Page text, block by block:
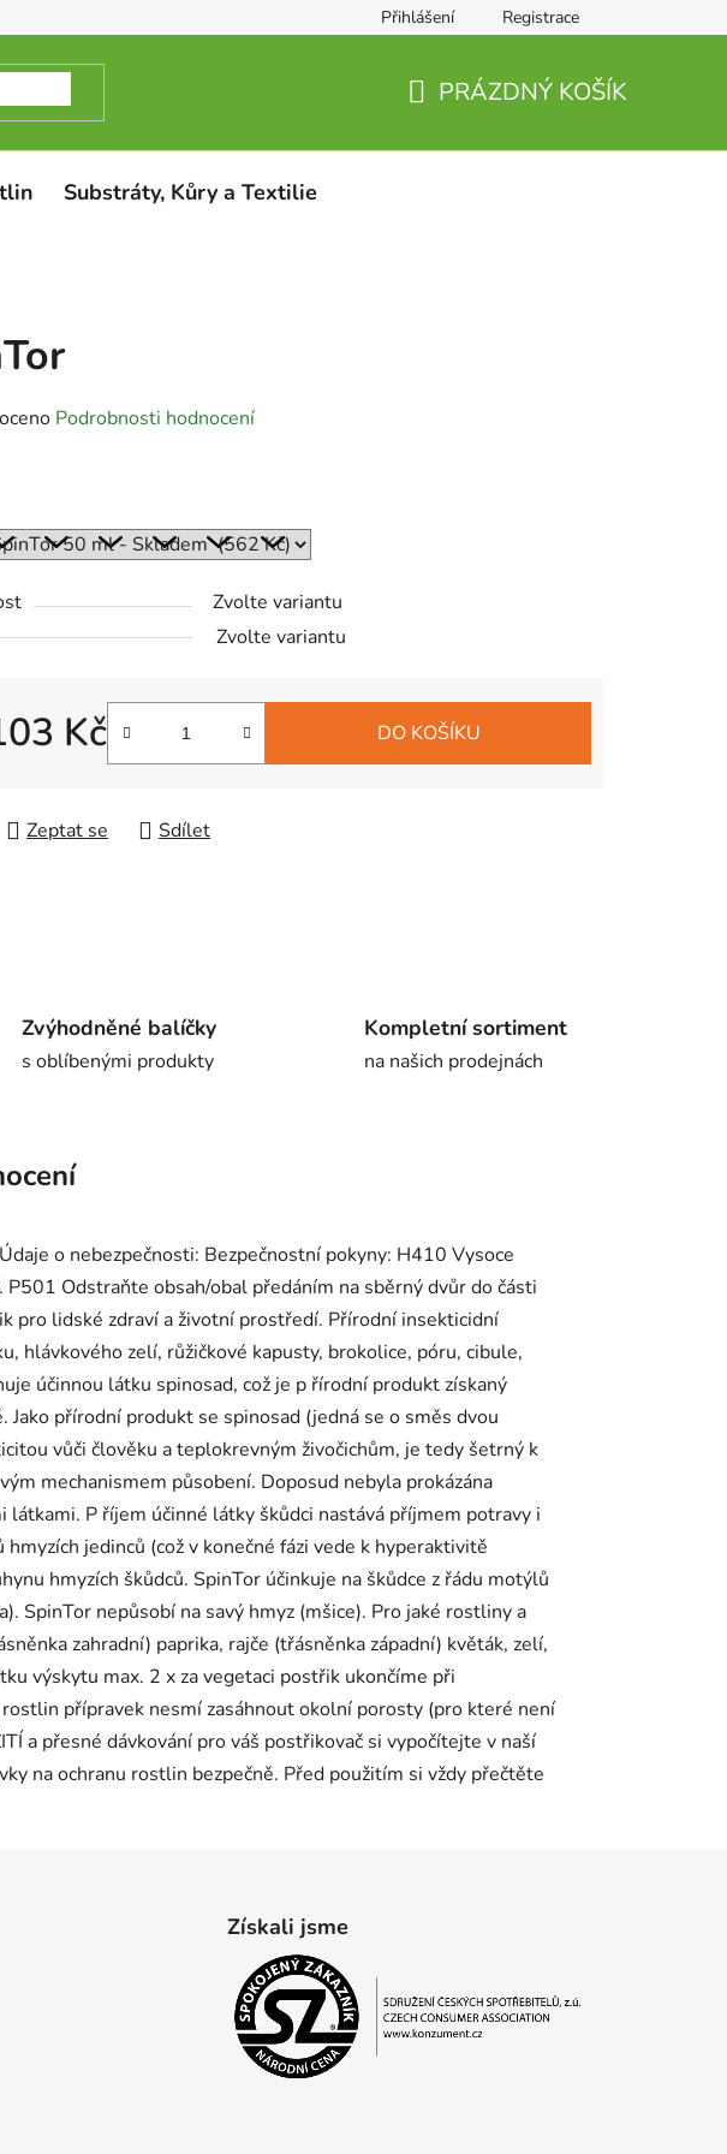
Přihlášení Registrace
PRÁZDNÝ KOŠÍK
Substráty, Kůry a Textilie
Podrobnosti hodnocení
Zvolte variantu
Zvolte variantu
Kč DO KOŠÍKU
Zeptat se Sdílet
Zvýhodněné balíčky
s oblíbenými produkty
Kompletní sortiment
na našich prodejnách
o nebezpečnosti: Bezpečnostní pokyny: H410 Vysoce
Odstraňte obsah/obal předáním na sběrný dvůr do části
pro lidské zdraví a životní prostředí. Přírodní insekticidní
hlávkového zelí, růžičkové kapusty, brokolice, póru, cibule,
účinnou látku spinosad, což je p řírodní produkt získaný
přírodní produkt se spinosad (jedná se o směs dvou
vůči člověku a teplokrevným živočichům, je tedy šetrný k
mechanismem působení. Doposud nebyla prokázána
P říjem účinné látky škůdci nastává příjmem potravy i
jedinců (což v konečné fázi vede k hyperaktivitě
hmyzích škůdců. SpinTor účinkuje na škůdce z řádu motýlů
SpinTor nepůsobí na savý hmyz (mšice). Pro jaké rostliny a
zahradní) paprika, rajče (třásněnka západní) květák, zelí,
výskytu max. 2 x za vegetaci postřik ukončíme při
přípravek nesmí zasáhnout okolní porosty (pro které není
a přesné dávkování pro váš postřikovač si vypočítejte v naší
na ochranu rostlin bezpečně. Před použitím si vždy přečtěte
Získali jsme